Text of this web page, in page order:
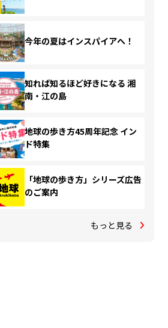
今年の夏はインスパイアへ！
知れば知るほど好きになる 湘
南・江の島
地球の歩き方45周年記念 イン
ド特集
「地球の歩き方」シリーズ広告
のご案内
もっと見る